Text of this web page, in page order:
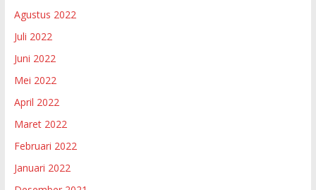
Agustus 2022
Juli 2022
Juni 2022
Mei 2022
April 2022
Maret 2022
Februari 2022
Januari 2022